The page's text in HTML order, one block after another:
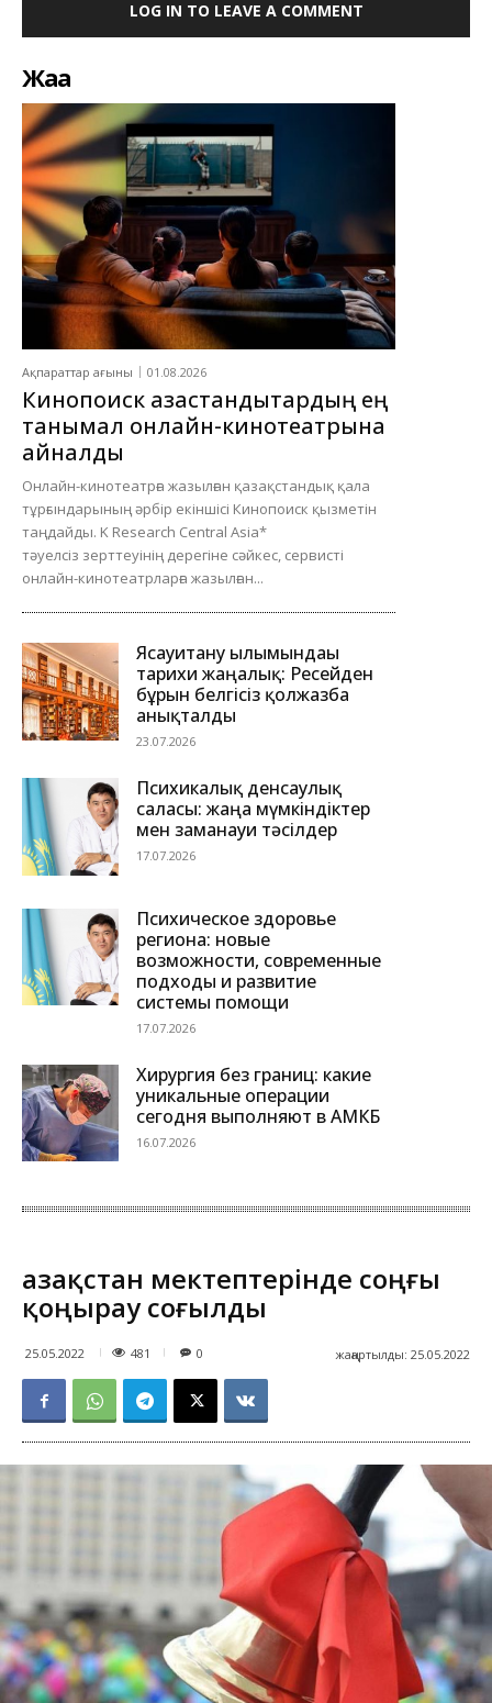
LOG IN TO LEAVE A COMMENT
Жаңа
Ақпараттар ағыны 01.08.2026
Кинопоиск қазақстандықтардың ең
танымал онлайн-кинотеатрына
айналды
Онлайн-кинотеатрға жазылған қазақстандық қала
тұрғындарының әрбір екіншісі Кинопоиск қызметін
таңдайды. K Research Central Asia*
тәуелсіз зерттеуінің дерегіне сәйкес, сервисті
онлайн-кинотеатрларға жазылған...
Ясауитану ғылымындағы
тарихи жаңалық: Ресейден
бұрын белгісіз қолжазба
анықталды
23.07.2026
Психикалық денсаулық
саласы: жаңа мүмкіндіктер
мен заманауи тәсілдер
17.07.2026
Психическое здоровье
региона: новые
возможности, современные
подходы и развитие
системы помощи
17.07.2026
Хирургия без границ: какие
уникальные операции
сегодня выполняют в АМКБ
16.07.2026